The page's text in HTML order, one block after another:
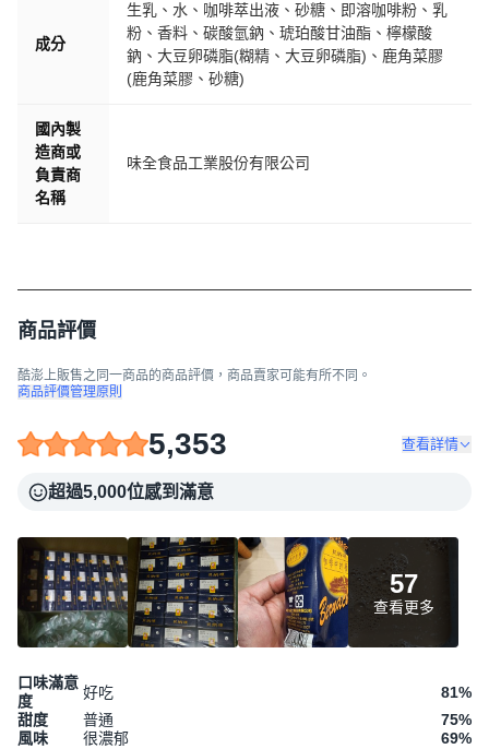
成分
生乳、水、咖啡萃出液、砂糖、即溶咖啡粉、乳
粉、香料、碳酸氫鈉、琥珀酸甘油酯、檸檬酸
鈉、大豆卵磷脂(糊精、大豆卵磷脂)、鹿角菜膠
(鹿角菜膠、砂糖)
國內製
造商或
負責商
名稱
味全食品工業股份有限公司
商品評價
酷澎上販售之同一商品的商品評價，商品賣家可能有所不同。
商品評價管理原則
5,353 查看詳情
超過5,000位感到滿意
57
查看更多
口味滿意
度
好吃 81%
甜度
普通 75%
風味
很濃郁 69%